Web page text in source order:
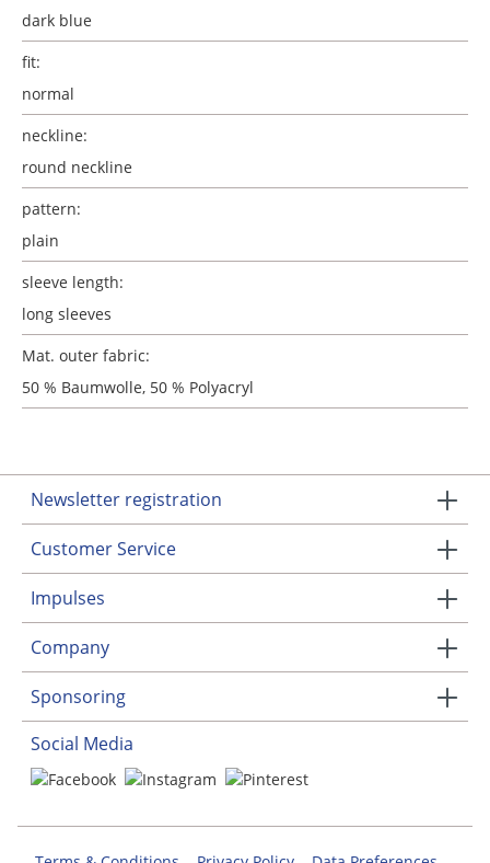
dark blue
fit:
normal
neckline:
round neckline
pattern:
plain
sleeve length:
long sleeves
Mat. outer fabric:
50 % Baumwolle, 50 % Polyacryl
Newsletter registration
Customer Service
Impulses
Company
Sponsoring
Social Media